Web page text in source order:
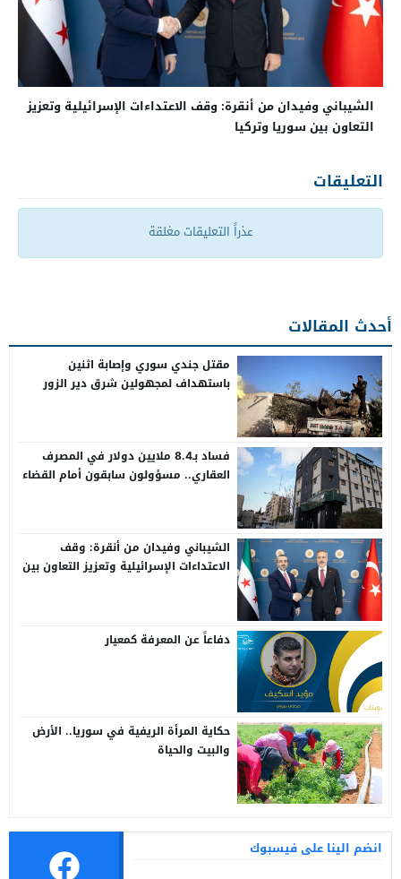
الشيباني وفيدان من أنقرة: وقف الاعتداءات الإسرائيلية وتعزيز
التعاون بين سوريا وتركيا
التعليقات
عذراً التعليقات مغلقة
أحدث المقالات
مقتل جندي سوري وإصابة اثنين
باستهداف لمجهولين شرق دير الزور
فساد بـ8.4 ملايين دولار في المصرف
العقاري.. مسؤولون سابقون أمام القضاء
الشيباني وفيدان من أنقرة: وقف
الاعتداءات الإسرائيلية وتعزيز التعاون بين
دفاعاً عن المعرفة كمعيار
حكاية المرأة الريفية في سوريا.. الأرض
والبيت والحياة
انضم الينا على فيسبوك